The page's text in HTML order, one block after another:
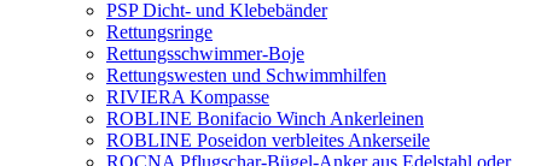
PSP Dicht- und Klebebänder
Rettungsringe
Rettungsschwimmer-Boje
Rettungswesten und Schwimmhilfen
RIVIERA Kompasse
ROBLINE Bonifacio Winch Ankerleinen
ROBLINE Poseidon verbleites Ankerseile
ROCNA Pflugschar-Bügel-Anker aus Edelstahl oder